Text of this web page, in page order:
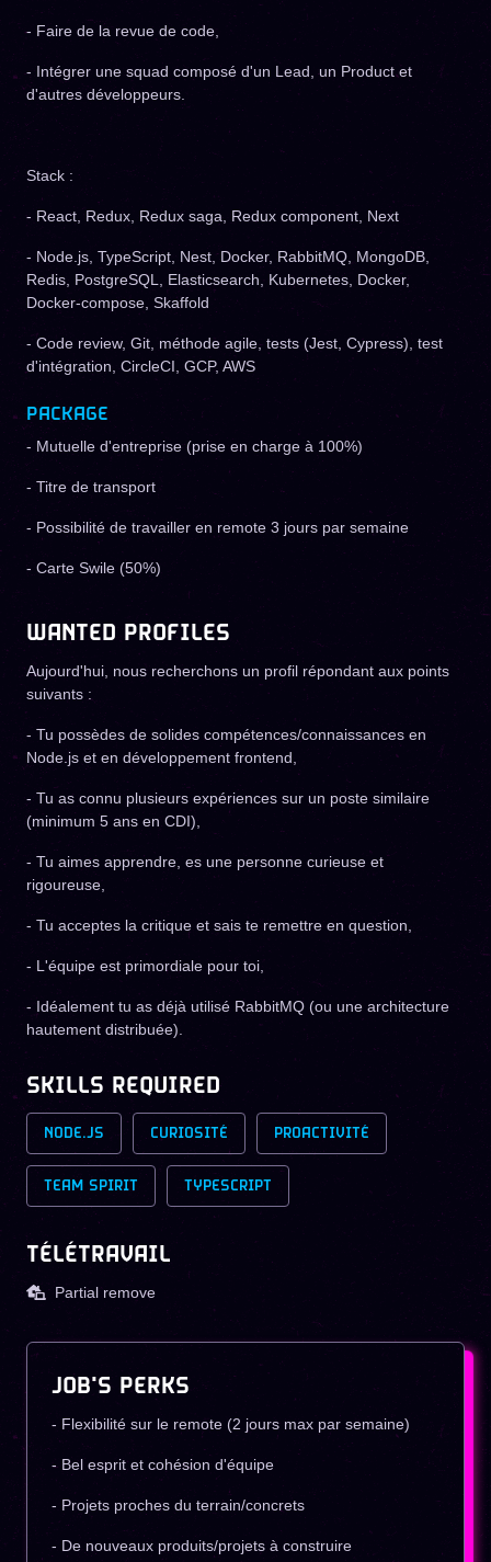
- Faire de la revue de code,
- Intégrer une squad composé d'un Lead, un Product et
d'autres développeurs.
Stack :
- React, Redux, Redux saga, Redux component, Next
- Node.js, TypeScript, Nest, Docker, RabbitMQ, MongoDB,
Redis, PostgreSQL, Elasticsearch, Kubernetes, Docker,
Docker-compose, Skaffold
- Code review, Git, méthode agile, tests (Jest, Cypress), test
d'intégration, CircleCI, GCP, AWS
PACKAGE
- Mutuelle d'entreprise (prise en charge à 100%)
- Titre de transport
- Possibilité de travailler en remote 3 jours par semaine
- Carte Swile (50%)
WANTED PROFILES
Aujourd'hui, nous recherchons un profil répondant aux points
suivants :
- Tu possèdes de solides compétences/connaissances en
Node.js et en développement frontend,
- Tu as connu plusieurs expériences sur un poste similaire
(minimum 5 ans en CDI),
- Tu aimes apprendre, es une personne curieuse et
rigoureuse,
- Tu acceptes la critique et sais te remettre en question,
- L'équipe est primordiale pour toi,
- Idéalement tu as déjà utilisé RabbitMQ (ou une architecture
hautement distribuée).
SKILLS REQUIRED
NODE.JS CURIOSITÉ PROACTIVITÉ
TEAM SPIRIT TYPESCRIPT
TÉLÉTRAVAIL
Partial remove
JOB'S PERKS
- Flexibilité sur le remote (2 jours max par semaine)
- Bel esprit et cohésion d'équipe
- Projets proches du terrain/concrets
- De nouveaux produits/projets à construire